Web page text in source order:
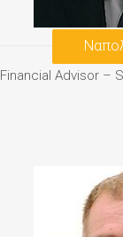
Financial Advisor –